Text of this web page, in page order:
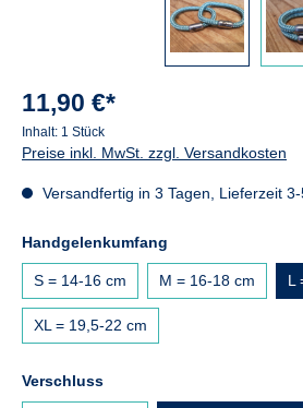
11,90 €*
Inhalt: 1 Stück
Preise inkl. MwSt. zzgl. Versandkosten
Versandfertig in 3 Tagen, Lieferzeit
Handgelenkumfang
S = 14-16 cm M = 16-18 cm L
XL = 19,5-22 cm
Verschlussauswählen